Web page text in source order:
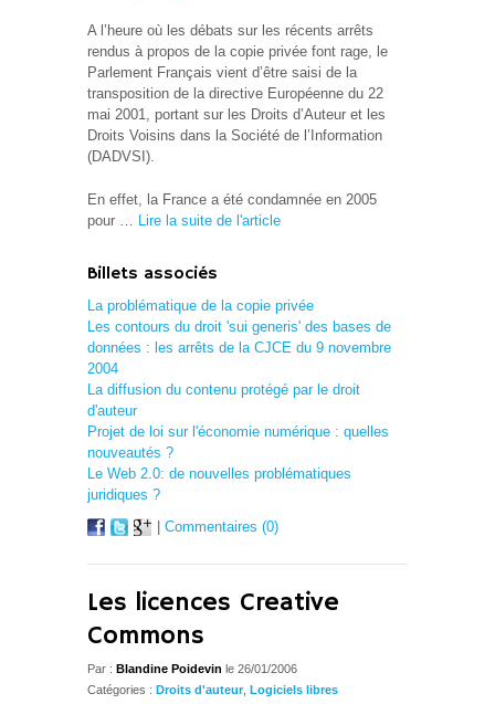
A l’heure où les débats sur les récents arrêts
rendus à propos de la copie privée font rage, le
Parlement Français vient d’être saisi de la
transposition de la directive Européenne du 22
mai 2001, portant sur les Droits d’Auteur et les
Droits Voisins dans la Société de l’Information
(DADVSI).
En effet, la France a été condamnée en 2005
pour … Lire la suite de l'article
Billets associés
La problématique de la copie privée
Les contours du droit 'sui generis' des bases de
données : les arrêts de la CJCE du 9 novembre
2004
La diffusion du contenu protégé par le droit
d'auteur
Projet de loi sur l'économie numérique : quelles
nouveautés ?
Le Web 2.0: de nouvelles problématiques
juridiques ?
Commentaires (0)
Les licences Creative
Commons
Par : Blandine Poidevin le 26/01/2006
Catégories : Droits d'auteur, Logiciels libres